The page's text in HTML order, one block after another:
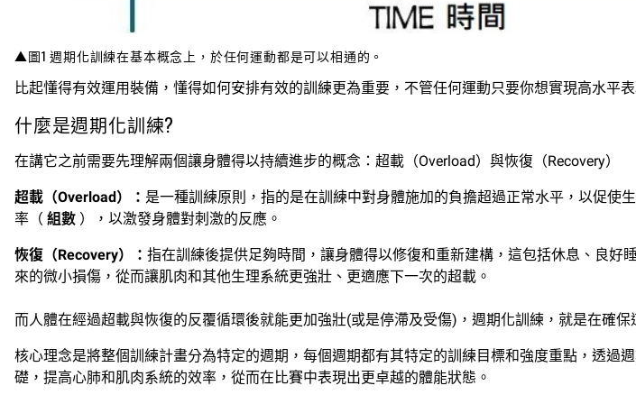
▲圖1 週期化訓練在基本概念上，於任何運動都是可以相通的。
比起懂得有效運用裝備，懂得如何安排有效的訓練更為重要，不管任何運動只要你想實現高水平
什麼是週期化訓練?
在講它之前需要先理解兩個讓身體得以持續進步的概念：超載（Overload）與恢復（Recovery）
超載（Overload）： 是一種訓練原則，指的是在訓練中對身體施加的負擔超過正常水平，以促使
率（ 組數 ），以激發身體對刺激的反應。
恢復（Recovery）： 指在訓練後提供足夠時間，讓身體得以修復和重新建構，這包括休息、良
來的微小損傷，從而讓肌肉和其他生理系統更強壯、更適應下一次的超載。
而人體在經過超載與恢復的反覆循環後就能更加強壯(或是停滯及受傷)，週期化訓練，就是在確
核心理念是將整個訓練計畫分為特定的週期，每個週期都有其特定的訓練目標和強度重點，透過
礎，提高心肺和肌肉系統的效率，從而在比賽中表現出更卓越的體能狀態。